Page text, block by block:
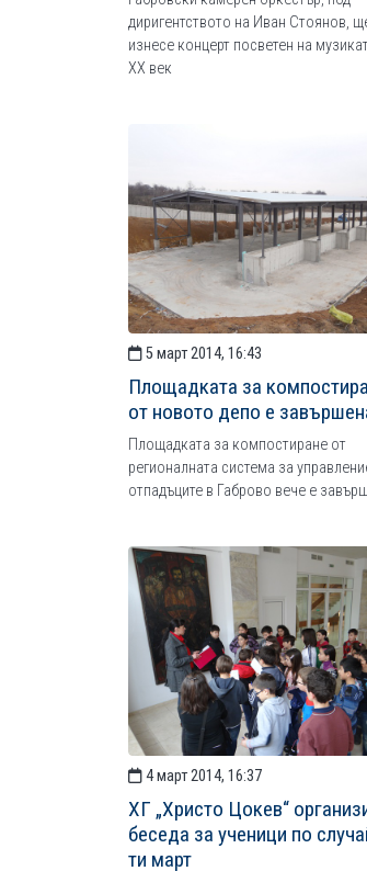
диригентството на Иван Стоянов,
изнесе концерт посветен на
ХХ век
5 март 2014, 16:43
Площадката за
от новото депо е
Площадката за компостиране от
регионалната система за
отпадъците в Габрово вече е
4 март 2014, 16:37
ХГ „Христо Цокев“
беседа за ученици по
ти март